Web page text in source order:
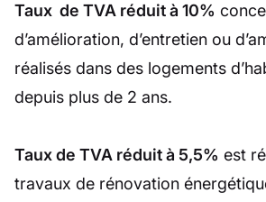
Taux de TVA réduit à 10%
d’amélioration, d’entretien ou
réalisés dans des logements
depuis plus de 2 ans.
Taux de TVA réduit à 5,5% est
travaux de rénovation